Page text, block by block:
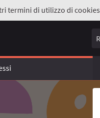
termini di utilizzo di